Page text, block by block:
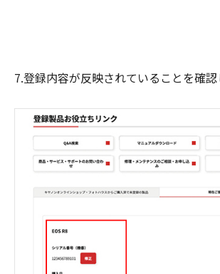
7.登録内容が反映されていることを確